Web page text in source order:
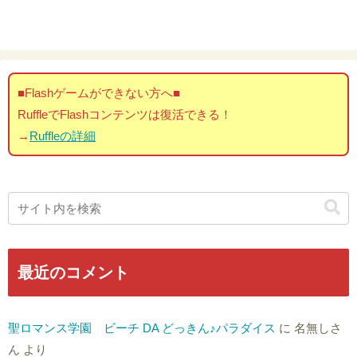
■Flashゲームができない方へ■
RuffleでFlashコンテンツは復活できる！
→ Ruffleの詳細
最近のコメント
聖ロマンス学園 ビーチ DA どっきん♪パラダイス に 名無しさ
ん より